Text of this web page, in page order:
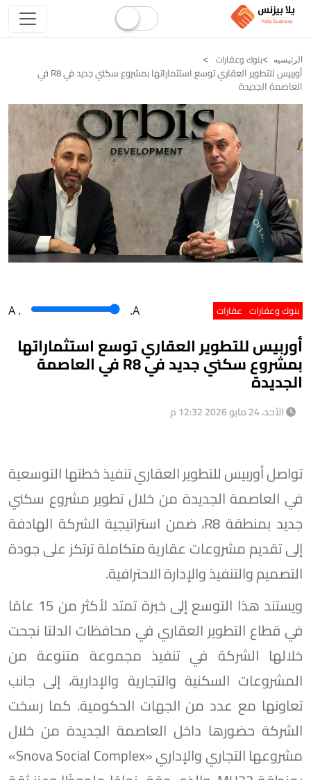
الرئيسيه بنوك وعقارات
أوربيس للتطوير العقاري توسع استثماراتها بمشروع سكني جديد في R8 في
العاصمة الجديدة
بنوك وعقارات عقارات A . .A
أوربيس للتطوير العقاري توسع استثماراتها
بمشروع سكني جديد في R8 في العاصمة
الجديدة
الأحد، 24 مايو 2026 12:32 م
تواصل أوربيس للتطوير العقاري تنفيذ خطتها التوسعية
في العاصمة الجديدة من خلال تطوير مشروع سكني
جديد بمنطقة R8، ضمن استراتيجية الشركة الهادفة
إلى تقديم مشروعات عقارية متكاملة ترتكز على جودة
التصميم والتنفيذ والإدارة الاحترافية.
ويستند هذا التوسع إلى خبرة تمتد لأكثر من 15 عامًا
في قطاع التطوير العقاري في محافظات الدلتا نجحت
خلالها الشركة في تنفيذ مجموعة متنوعة من
المشروعات السكنية والتجارية والإدارية، إلى جانب
تعاونها مع عدد من الجهات الحكومية. كما رسخت
الشركة حضورها داخل العاصمة الجديدة من خلال
مشروعها التجاري والإداري «Snova Social Complex»